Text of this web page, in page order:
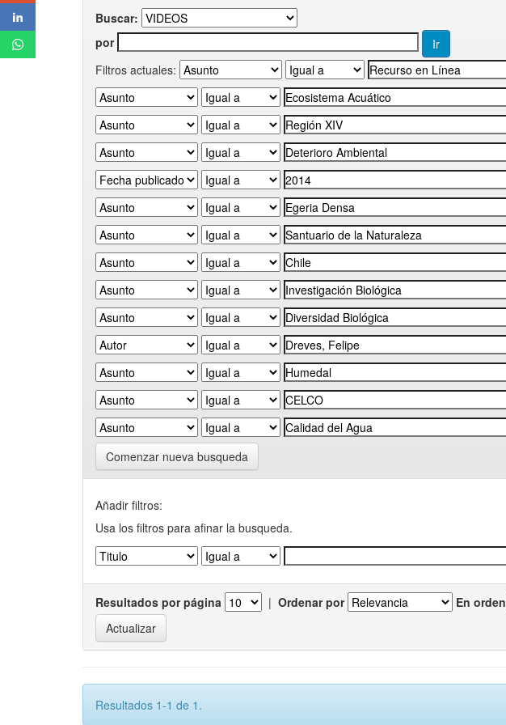
Buscar:
por
Filtros actuales:
Comenzar nueva busqueda
Añadir filtros:
Usa los filtros para afinar la busqueda.
Resultados por página | Ordenar por En orden
Resultados 1-1 de 1.